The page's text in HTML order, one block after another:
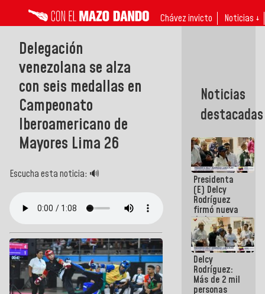
Chávez invicto Noticias ↓
Delegación
venezolana se alza
con seis medallas en
Campeonato
Iberoamericano de
Mayores Lima 26
Escucha esta noticia: 🔊
Noticias
destacadas
Presidenta
(E) Delcy
Rodríguez
firmó nueva
de Ley de
Arrendamiento
aprobada
por la AN
Delcy
Rodríguez:
Más de 2 mil
personas